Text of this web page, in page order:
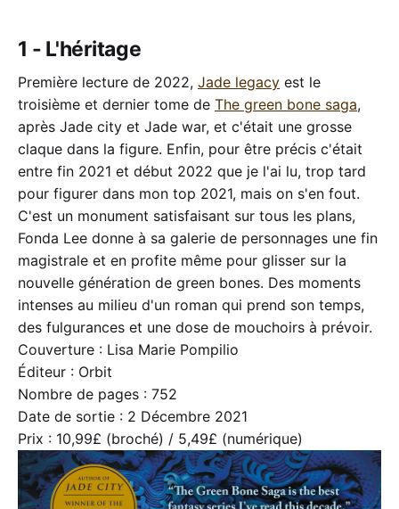
1 - L'héritage
Première lecture de 2022, Jade legacy est le
troisième et dernier tome de The green bone saga,
après Jade city et Jade war, et c'était une grosse
claque dans la figure. Enfin, pour être précis c'était
entre fin 2021 et début 2022 que je l'ai lu, trop tard
pour figurer dans mon top 2021, mais on s'en fout.
C'est un monument satisfaisant sur tous les plans,
Fonda Lee donne à sa galerie de personnages une fin
magistrale et en profite même pour glisser sur la
nouvelle génération de green bones. Des moments
intenses au milieu d'un roman qui prend son temps,
des fulgurances et une dose de mouchoirs à prévoir.
Couverture : Lisa Marie Pompilio
Éditeur : Orbit
Nombre de pages : 752
Date de sortie : 2 Décembre 2021
Prix : 10,99£ (broché) / 5,49£ (numérique)